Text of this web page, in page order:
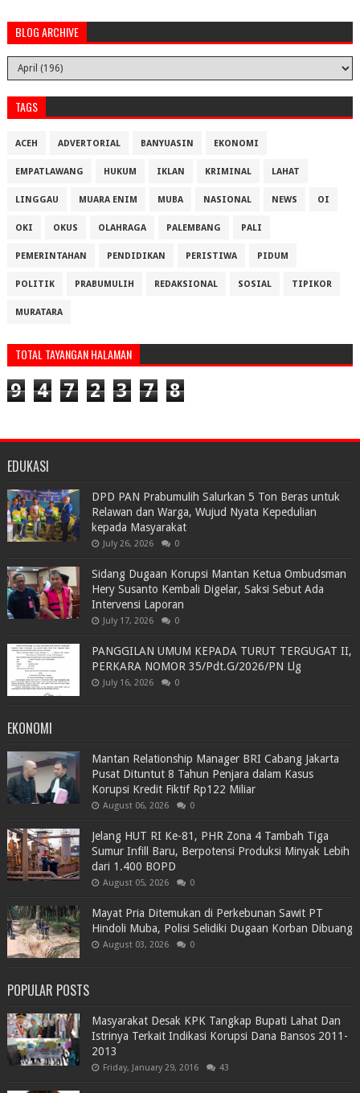
BLOG ARCHIVE
TAGS
ACEH ADVERTORIAL BANYUASIN EKONOMI
EMPATLAWANG HUKUM IKLAN KRIMINAL LAHAT
LINGGAU MUARA ENIM MUBA NASIONAL NEWS OI
OKI OKUS OLAHRAGA PALEMBANG PALI
PEMERINTAHAN PENDIDIKAN PERISTIWA PIDUM
POLITIK PRABUMULIH REDAKSIONAL SOSIAL TIPIKOR
MURATARA
TOTAL TAYANGAN HALAMAN
9 4 7 2 3 7 8
EDUKASI
DPD PAN Prabumulih Salurkan 5 Ton Beras untuk
Relawan dan Warga, Wujud Nyata Kepedulian
kepada Masyarakat
July 26, 2026 0
Sidang Dugaan Korupsi Mantan Ketua Ombudsman
Hery Susanto Kembali Digelar, Saksi Sebut Ada
Intervensi Laporan
July 17, 2026 0
PANGGILAN UMUM KEPADA TURUT TERGUGAT II,
PERKARA NOMOR 35/Pdt.G/2026/PN Llg
July 16, 2026 0
EKONOMI
Mantan Relationship Manager BRI Cabang Jakarta
Pusat Dituntut 8 Tahun Penjara dalam Kasus
Korupsi Kredit Fiktif Rp122 Miliar
August 06, 2026 0
Jelang HUT RI Ke-81, PHR Zona 4 Tambah Tiga
Sumur Infill Baru, Berpotensi Produksi Minyak Lebih
dari 1.400 BOPD
August 05, 2026 0
Mayat Pria Ditemukan di Perkebunan Sawit PT
Hindoli Muba, Polisi Selidiki Dugaan Korban Dibuang
August 03, 2026 0
POPULAR POSTS
Masyarakat Desak KPK Tangkap Bupati Lahat Dan
Istrinya Terkait Indikasi Korupsi Dana Bansos 2011-
2013
Friday, January 29, 2016 43